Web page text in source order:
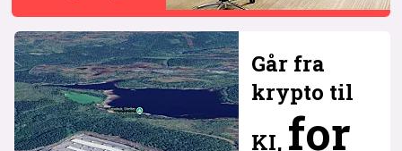
Går fra
krypto til
KI, for